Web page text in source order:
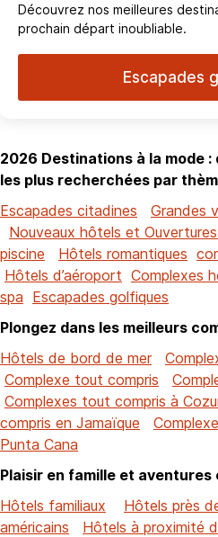
Découvrez nos meilleures
prochain départ inoubliable.
Escapades
2026 Destinations à la mode
les plus recherchées par
Escapades citadines
Grandes
Nouveaux hôtels et
piscine
Hôtels romantiques
Hôtels d’aéroport Complexes
spa Escapades golfiques
Plongez dans les meilleurs
Hôtels de bord de mer
Complexe tout compris
Complexes tout compris à
compris en Jamaïque
Punta Cana
Plaisir en famille et aventures
Hôtels familiaux
Hôtels près
américains
Hôtels à proximité